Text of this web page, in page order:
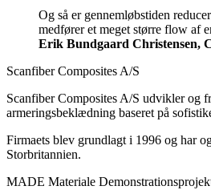
Og så er gennemløbstiden
medfører et meget større flow af
Erik Bundgaard Christensen,
Scanfiber Composites A/S
Scanfiber Composites A/S udvikler og
armeringsbeklædning baseret på
Firmaets blev grundlagt i 1996 og har
Storbritannien.
MADE Materiale